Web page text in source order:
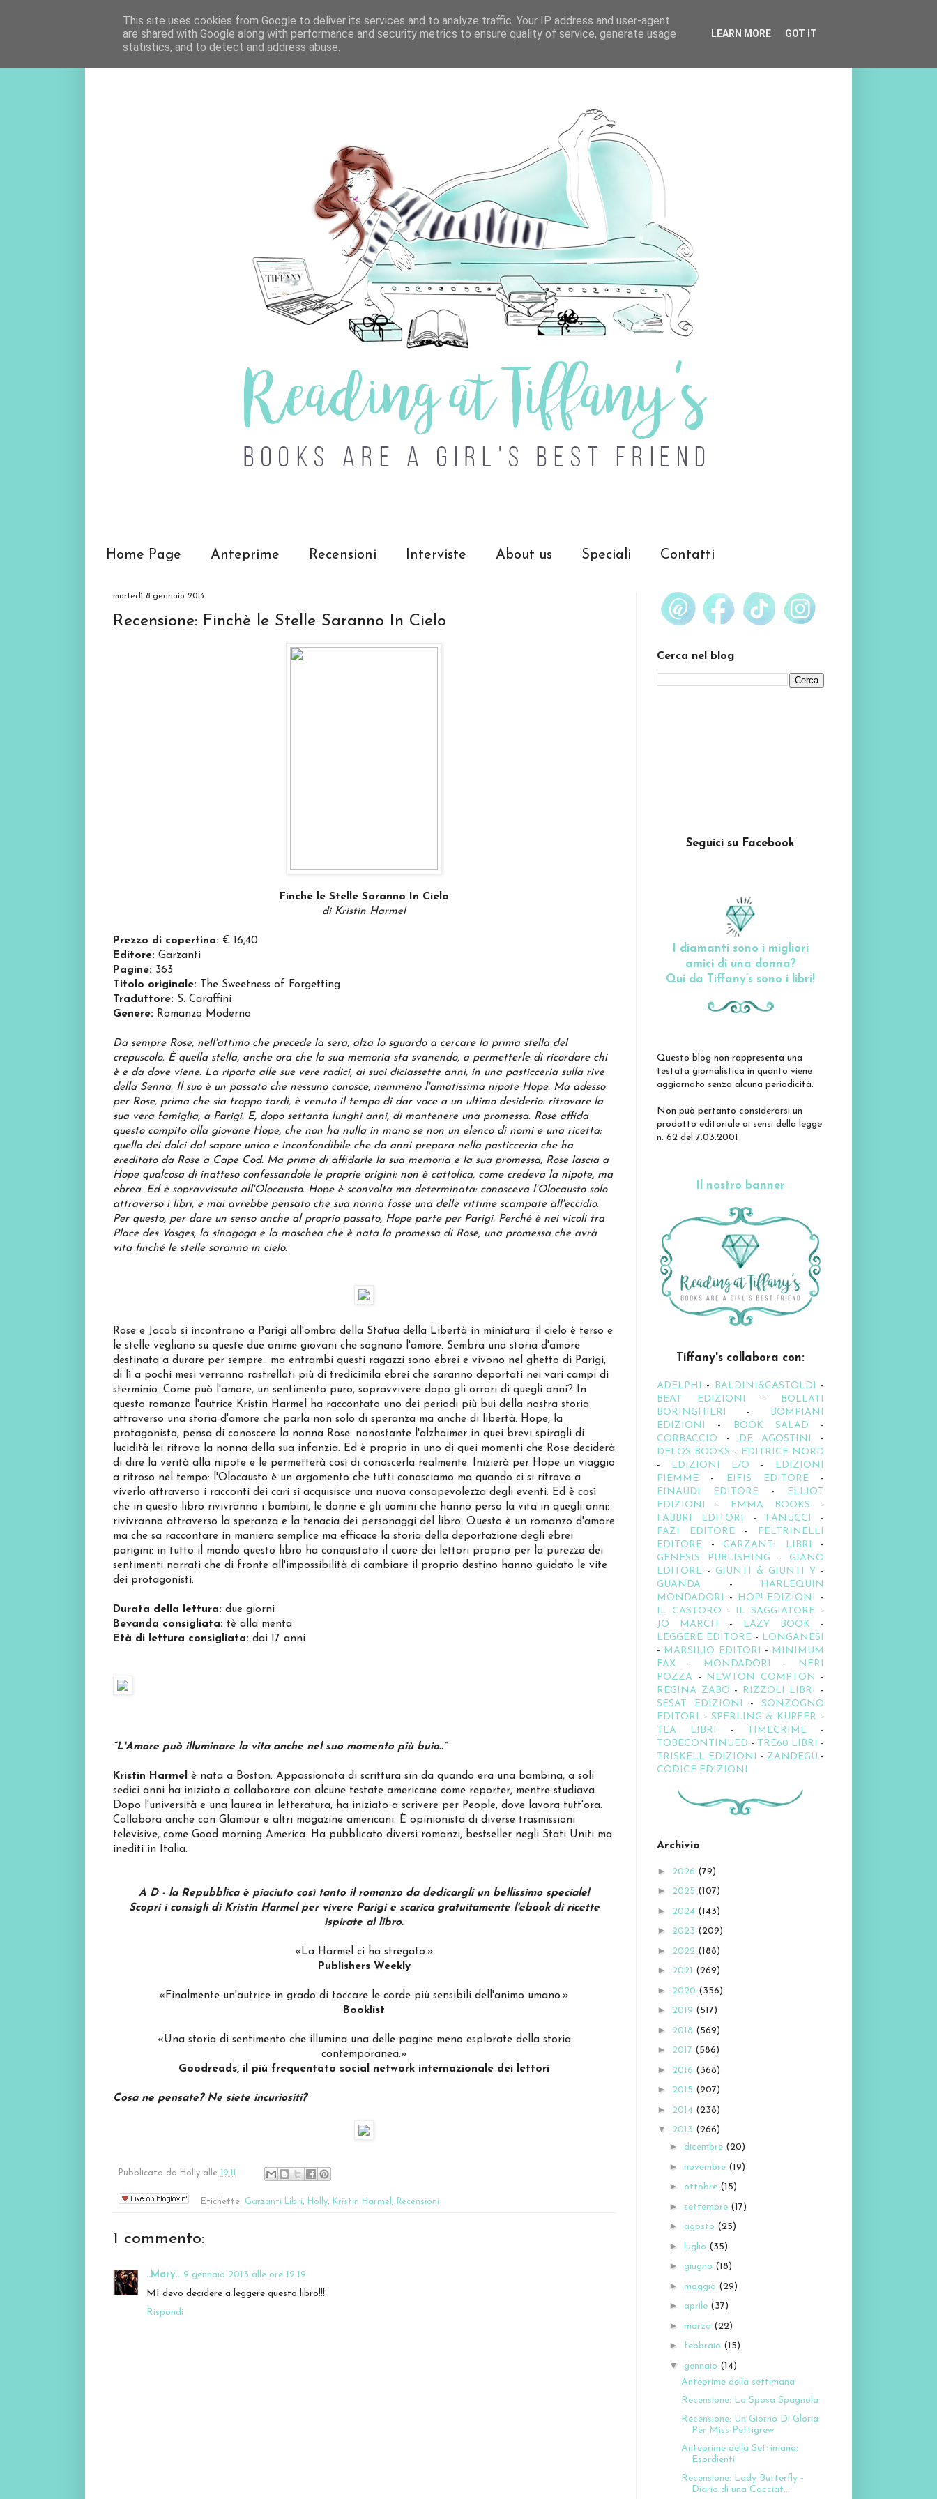
Home Page Anteprime Recensioni Interviste About us Speciali Contatti
martedì 8 gennaio 2013
Recensione: Finchè le Stelle Saranno In Cielo
Finchè le Stelle Saranno In Cielo
di Kristin Harmel
Prezzo di copertina: € 16,40
Editore: Garzanti
Pagine: 363
Titolo originale:
The Sweetness of Forgetting
Traduttore: S. Caraffini
Genere: Romanzo Moderno
Da sempre Rose, nell'attimo che precede la sera, alza lo sguardo a cercare la prima stella del
crepuscolo. È quella stella, anche ora che la sua memoria sta svanendo, a permetterle di ricordare chi
è e da dove viene. La riporta alle sue vere radici, ai suoi diciassette anni, in una pasticceria sulla rive
della Senna. Il suo è un passato che nessuno conosce, nemmeno l'amatissima nipote Hope. Ma adesso
per Rose, prima che sia troppo tardi, è venuto il tempo di dar voce a un ultimo desiderio: ritrovare la
sua vera famiglia, a Parigi. E, dopo settanta lunghi anni, di mantenere una promessa. Rose affida
questo compito alla giovane Hope, che non ha nulla in mano se non un elenco di nomi e una ricetta:
quella dei dolci dal sapore unico e inconfondibile che da anni prepara nella pasticceria che ha
ereditato da Rose a Cape Cod. Ma prima di affidarle la sua memoria e la sua promessa, Rose lascia a
Hope qualcosa di inatteso confessandole le proprie origini: non è cattolica, come credeva la nipote, ma
ebrea. Ed è sopravvissuta all'Olocausto. Hope è sconvolta ma determinata: conosceva l'Olocausto solo
attraverso i libri, e mai avrebbe pensato che sua nonna fosse una delle vittime scampate all'eccidio.
Per questo, per dare un senso anche al proprio passato, Hope parte per Parigi. Perché è nei vicoli tra
Place des Vosges, la sinagoga e la moschea che è nata la promessa di Rose, una promessa che avrà
vita finché le stelle saranno in cielo.
Rose e Jacob si incontrano a Parigi all'ombra della Statua della Libertà in miniatura: il cielo è terso e
le stelle vegliano su queste due anime giovani che sognano l'amore. Sembra una storia d'amore
destinata a durare per sempre.. ma entrambi questi ragazzi sono ebrei e vivono nel ghetto di Parigi,
di lì a pochi mesi verranno rastrellati più di tredicimila ebrei che saranno deportati nei vari campi di
sterminio. Come può l'amore, un sentimento puro, sopravvivere dopo gli orrori di quegli anni? In
questo romanzo l'autrice Kristin Harmel ha raccontato uno dei periodi più bui della nostra storia
attraverso una storia d'amore che parla non solo di speranza ma anche di libertà. Hope, la
protagonista, pensa di conoscere la nonna Rose: nonostante l'alzhaimer in quei brevi spiragli di
lucidità lei ritrova la nonna della sua infanzia. Ed è proprio in uno di quei momenti che Rose deciderà
di dire la verità alla nipote e le permetterà così di conoscerla realmente. Inizierà per Hope un viaggio
a ritroso nel tempo: l'Olocausto è un argomento che tutti conosciamo ma quando ci si ritrova a
viverlo attraverso i racconti dei cari si acquisisce una nuova consapevolezza degli eventi. Ed è così
che in questo libro rivivranno i bambini, le donne e gli uomini che hanno perso la vita in quegli anni:
rivivranno attraverso la speranza e la tenacia dei personaggi del libro. Questo è un romanzo d'amore
ma che sa raccontare in maniera semplice ma efficace la storia della deportazione degli ebrei
parigini: in tutto il mondo questo libro ha conquistato il cuore dei lettori proprio per la purezza dei
sentimenti narrati che di fronte all'impossibilità di cambiare il proprio destino hanno guidato le vite
dei protagonisti.
Durata della lettura: due giorni
Bevanda consigliata: tè alla menta
Età di lettura consigliata: dai 17 anni
“L'Amore può illuminare la vita anche nel suo momento più buio..”
Kristin Harmel è nata a Boston. Appassionata di scrittura sin da quando era una bambina, a soli
sedici anni ha iniziato a collaborare con alcune testate americane come reporter, mentre studiava.
Dopo l'università e una laurea in letteratura, ha iniziato a scrivere per People, dove lavora tutt'ora.
Collabora anche con Glamour e altri magazine americani. È opinionista di diverse trasmissioni
televisive, come Good morning America. Ha pubblicato diversi romanzi, bestseller negli Stati Uniti ma
inediti in Italia.
A D - la Repubblica è piaciuto così tanto il romanzo da dedicargli un bellissimo speciale!
Scopri i consigli di Kristin Harmel per vivere Parigi e scarica gratuitamente l'ebook di ricette
ispirate al libro.
«La Harmel ci ha stregato.»
Publishers Weekly
«Finalmente un'autrice in grado di toccare le corde più sensibili dell'animo umano.»
Booklist
«Una storia di sentimento che illumina una delle pagine meno esplorate della storia
contemporanea.»
Goodreads, il più frequentato social network internazionale dei lettori
Cosa ne pensate? Ne siete incuriositi?
Pubblicato da Holly alle 19:11
Etichette: Garzanti Libri, Holly, Kristin Harmel , Recensioni
1 commento:
..Mary.. 9 gennaio 2013 alle ore 12:19
MI devo decidere a leggere questo libro!!!
Rispondi
Cerca nel blog
Seguici su Facebook
I diamanti sono i migliori
amici di una donna?
Qui da Tiffany’s sono i libri!
Questo blog non rappresenta una
testata giornalistica in quanto viene
aggiornato senza alcuna periodicità.
Non può pertanto considerarsi un
prodotto editoriale ai sensi della legge
n. 62 del 7.03.2001
Il nostro banner
Tiffany's collabora con:
ADELPHI - BALDINI&CASTOLDI -
BEAT EDIZIONI
- BOLLATI
BORINGHIERI - BOMPIANI
EDIZIONI
- BOOK SALAD -
CORBACCIO - DE AGOSTINI
-
DELOS BOOKS - EDITRICE NORD
- EDIZIONI E/O - EDIZIONI
PIEMME - EIFIS EDITORE-
EINAUDI EDITORE - ELLIOT
EDIZIONI
- EMMA BOOKS -
FABBRI EDITORI
- FANUCCI
-
FAZI EDITORE - FELTRINELLI
EDITORE - GARZANTI LIBRI -
GENESIS PUBLISHING - GIANO
EDITORE - GIUNTI & GIUNTI Y -
GUANDA - HARLEQUIN
MONDADORI
- HOP! EDIZIONI
-
IL CASTORO - IL SAGGIATORE -
JO MARCH - LAZY BOOK -
LEGGERE EDITORE - LONGANESI
- MARSILIO EDITORI - MINIMUM
FAX - MONDADORI - NERI
POZZA - NEWTON COMPTON -
REGINA ZABO - RIZZOLI LIBRI
-
SESAT EDIZIONI
-SONZOGNO
EDITORI - SPERLING & KUPFER -
TEA LIBRI
- TIMECRIME -
TOBECONTINUED - TRE60 LIBRI -
TRISKELL EDIZIONI - ZANDEGÙ -
CODICE EDIZIONI
Archivio
► 2026 (79)
► 2025 (107)
► 2024 (143)
► 2023 (209)
► 2022 (188)
► 2021 (269)
► 2020 (356)
► 2019 (517)
► 2018 (569)
► 2017 (586)
► 2016 (368)
► 2015 (207)
► 2014 (238)
▼ 2013 (266)
► dicembre (20)
► novembre (19)
► ottobre (15)
► settembre (17)
► agosto (25)
► luglio (35)
► giugno (18)
► maggio (29)
► aprile (37)
► marzo (22)
► febbraio (15)
▼ gennaio (14)
Anteprime della settimana
Recensione: La Sposa Spagnola
Recensione: Un Giorno Di Gloria
Per Miss Pettigrew
Anteprime della Settimana:
Esordienti
Recensione: Lady Butterfly -
Diario di una Cacciat...
This site uses cookies from Google to deliver its services and to analyze traffic. Your IP address and user-agent
are shared with Google along with performance and security metrics to ensure quality of service, generate usage
statistics, and to detect and address abuse.
LEARN MORE GOT IT